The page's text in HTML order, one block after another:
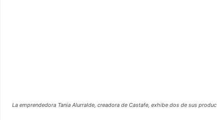
La emprendedora Tania Alurralde, creadora de Castafe, exhibe dos de sus